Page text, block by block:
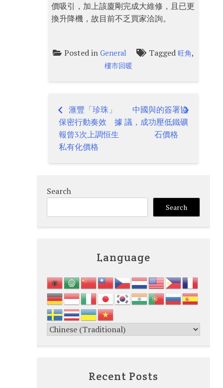
價吸引，加上該廈剛完成大維修，且已更
換升降機，故目前不乏買家洽詢。
Posted inGeneral Tagged 旺角,
樓市回暖
Post
navigation
滙豐「珍珠」
保密行動奏效 據
報曾3次上調恒生
私有化價格
中國與的簽署協
議，成功壓低鐵礦
石價格
Search
Search
Language
Recent Posts